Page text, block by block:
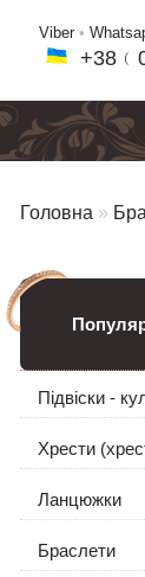
Viber •
+38﹙
+38(068) 97
Головна »
Підвіски -
Чоловічі
Великі
Ладанки
Дерево
Хрести
Без
З
Ланцюжки
Чоловічі
Браслети